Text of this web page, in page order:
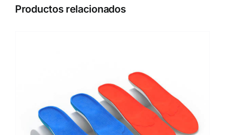
Productos relacionados